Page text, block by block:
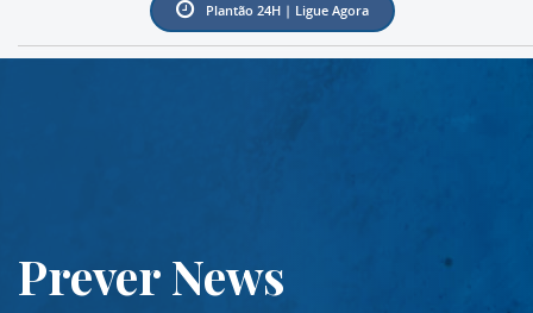
Plantão 24H | Ligue Agora
Prever News